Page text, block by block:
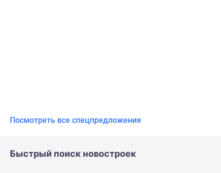
Посмотреть все спецпредложения
Быстрый поиск новостроек